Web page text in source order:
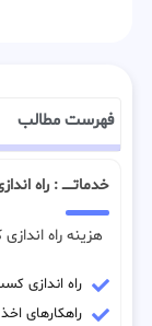
فهرست مطالب
خدماتـــــ : راه
هزینه راه
راه اندازی کسب
راهکارهای اخذ